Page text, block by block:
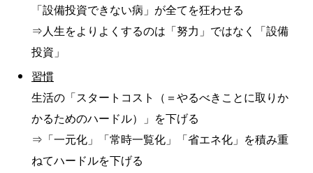
「設備投資できない病」が全てを狂わせる
⇒人生をよりよくするのは「努力」ではなく「設備
投資」
習慣
生活の「スタートコスト（＝やるべきことに取りか
かるためのハードル）」を下げる
⇒「一元化」「常時一覧化」「省エネ化」を積み重
ねてハードルを下げる